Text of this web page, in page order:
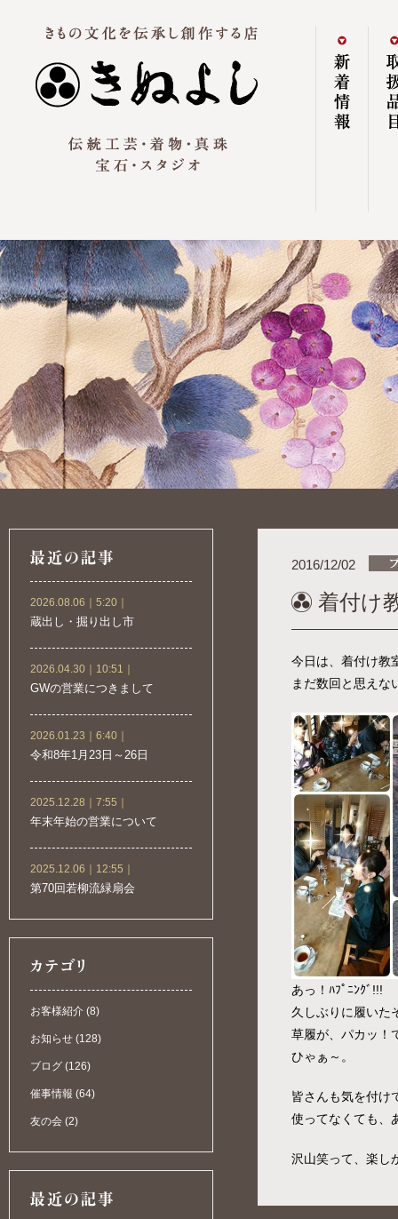
2026.08.06｜5:20｜
蔵出し・掘り出し市
2026.04.30｜10:51｜
GWの営業につきまして
2026.01.23｜6:40｜
令和8年1月23日～26日
2025.12.28｜7:55｜
年末年始の営業について
2025.12.06｜12:55｜
第70回若柳流緑扇会
お客様紹介 (8)
お知らせ (128)
ブログ (126)
催事情報 (64)
友の会 (2)
2016/12/02
着付け
今日は、着付け教
まだ数回と思えな
あっ！ﾊﾌﾟﾆﾝｸﾞ!!!
久しぶりに履いた
草履が、パカッ！
ひゃぁ～。
皆さんも気を付け
使ってなくても、
沢山笑って、楽し